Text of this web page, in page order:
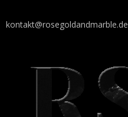
kontakt@rosegoldandmarble.de